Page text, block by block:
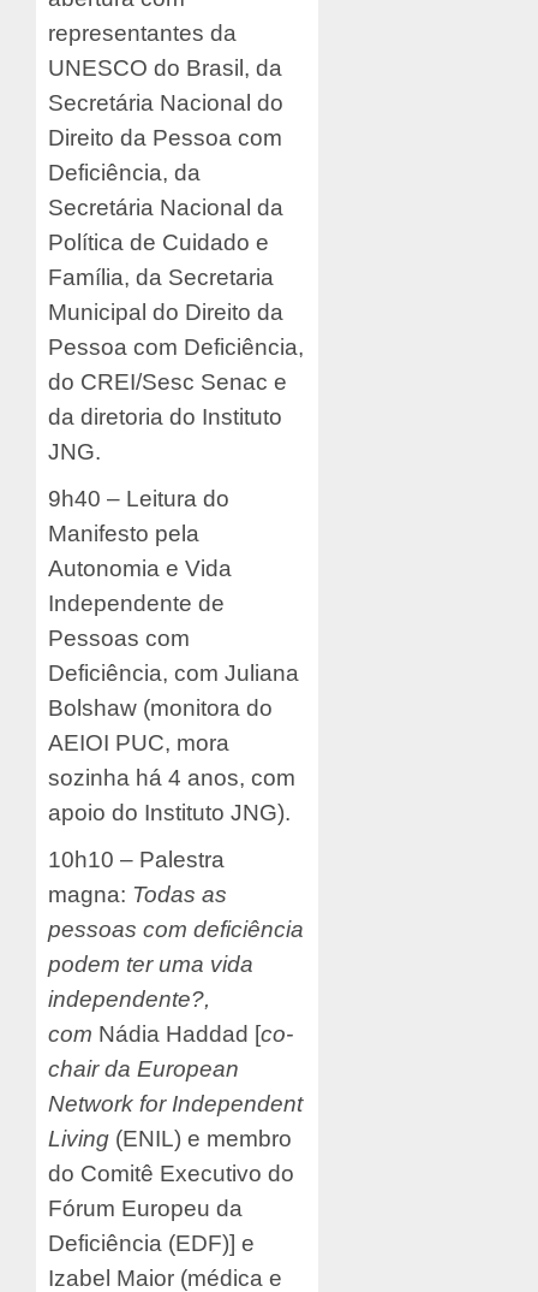
representantes da
UNESCO do Brasil, da
Secretária Nacional do
Direito da Pessoa com
Deficiência, da
Secretária Nacional da
Política de Cuidado e
Família, da Secretaria
Municipal do Direito da
Pessoa com Deficiência,
do CREI/Sesc Senac e
da diretoria do Instituto
JNG.
9h40 – Leitura do
Manifesto pela
Autonomia e Vida
Independente de
Pessoas com
Deficiência, com Juliana
Bolshaw (monitora do
AEIOI PUC, mora
sozinha há 4 anos, com
apoio do Instituto JNG).
10h10 – Palestra
magna: Todas as
pessoas com deficiência
podem ter uma vida
independente?,
com Nádia Haddad [co-
chair da European
Network for Independent
Living (ENIL) e membro
do Comitê Executivo do
Fórum Europeu da
Deficiência (EDF)] e
Izabel Maior (médica e